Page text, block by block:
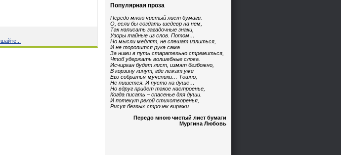
Популярная проза
Передо мною чистый лист бумаги.
О, если бы создать шедевр на нем,
Так написать загадочные знаки,
Узоры тайные из слов. Потом…
Но мысли медлят, не спешат излиться,
И не торопится рука сама
За ними в путь старательно стремиться,
Чтоб удержать волшебные слова.
Исчиркан будет лист, измят безбожно,
В корзину кинут, где лежат уже
Его собратья-мученики… Тошно,
Не пишется. И пусто на душе…
Но вдруг придет такое настроенье,
Когда писать – спасенье для души.
И потекут рекой стихотворенья,
Рисуя беглых строчек виражи.
Передо мною чистый лист бумаги
Мургина Любовь